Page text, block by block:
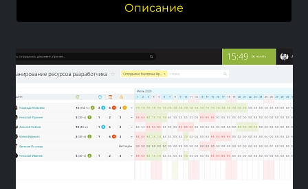
Описание
Previous Next